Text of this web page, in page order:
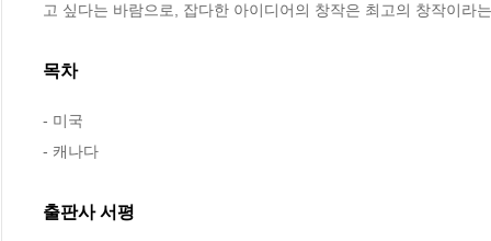
고 싶다는 바람으로, 잡다한 아이디어의 창작은 최고의 창작이라
목차
- 미국
- 캐나다
출판사 서평